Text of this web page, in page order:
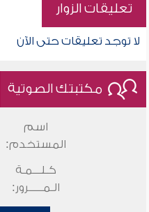
تعليقات الزوار
لا توجد تعليقات حتى الآن
مكتبتك الصوتية
اسم
المستخدم:
كـلـــمـة
الـمـــــرور: